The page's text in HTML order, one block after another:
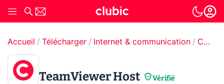
Accueil Télécharger Internet & communication Contrôle à distance
TeamViewer Host Vérifié